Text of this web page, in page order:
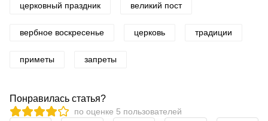
церковный праздник великий пост
вербное воскресенье церковь традиции
приметы запреты
Понравилась статья?
по оценке 5 пользователей